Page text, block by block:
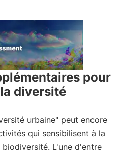
pour
diversité
urbaine" peut encore
qui sensibilisent à la
L'une d'entre